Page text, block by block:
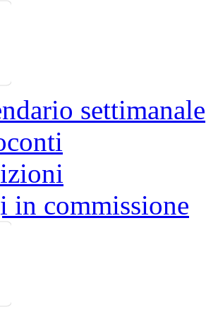
settimanale
in commissione